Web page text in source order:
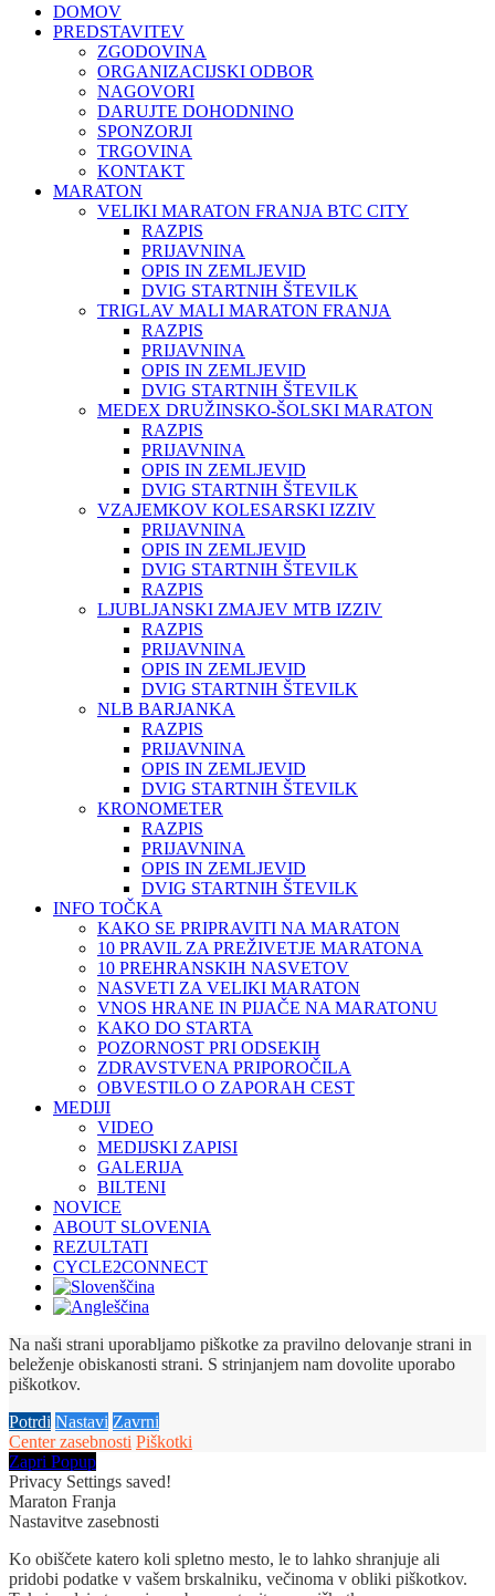
DOMOV
PREDSTAVITEV
ZGODOVINA
ORGANIZACIJSKI ODBOR
NAGOVORI
DARUJTE DOHODNINO
SPONZORJI
TRGOVINA
KONTAKT
MARATON
VELIKI MARATON FRANJA BTC CITY
RAZPIS
PRIJAVNINA
OPIS IN ZEMLJEVID
DVIG STARTNIH ŠTEVILK
TRIGLAV MALI MARATON FRANJA
RAZPIS
PRIJAVNINA
OPIS IN ZEMLJEVID
DVIG STARTNIH ŠTEVILK
MEDEX DRUŽINSKO-ŠOLSKI MARATON
RAZPIS
PRIJAVNINA
OPIS IN ZEMLJEVID
DVIG STARTNIH ŠTEVILK
VZAJEMKOV KOLESARSKI IZZIV
PRIJAVNINA
OPIS IN ZEMLJEVID
DVIG STARTNIH ŠTEVILK
RAZPIS
LJUBLJANSKI ZMAJEV MTB IZZIV
RAZPIS
PRIJAVNINA
OPIS IN ZEMLJEVID
DVIG STARTNIH ŠTEVILK
NLB BARJANKA
RAZPIS
PRIJAVNINA
OPIS IN ZEMLJEVID
DVIG STARTNIH ŠTEVILK
KRONOMETER
RAZPIS
PRIJAVNINA
OPIS IN ZEMLJEVID
DVIG STARTNIH ŠTEVILK
INFO TOČKA
KAKO SE PRIPRAVITI NA MARATON
10 PRAVIL ZA PREŽIVETJE MARATONA
10 PREHRANSKIH NASVETOV
NASVETI ZA VELIKI MARATON
VNOS HRANE IN PIJAČE NA MARATONU
KAKO DO STARTA
POZORNOST PRI ODSEKIH
ZDRAVSTVENA PRIPOROČILA
OBVESTILO O ZAPORAH CEST
MEDIJI
VIDEO
MEDIJSKI ZAPISI
GALERIJA
BILTENI
NOVICE
ABOUT SLOVENIA
REZULTATI
CYCLE2CONNECT
Na naši strani uporabljamo piškotke za pravilno delovanje strani in
beleženje obiskanosti strani. S strinjanjem nam dovolite uporabo
piškotkov.
Potrdi Nastavi Zavrni
Center zasebnosti Piškotki
Zapri Popup
Privacy Settings saved!
Maraton Franja
Nastavitve zasebnosti
Ko obiščete katero koli spletno mesto, le to lahko shranjuje ali
pridobi podatke v vašem brskalniku, večinoma v obliki piškotkov.